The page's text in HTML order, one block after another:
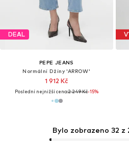
DEAL
PEPE JEANS
Normální Džíny 'ARROW'
1 912 Kč
Poslední nejnižší cena:2 249 Kč-15%
Bylo zobrazeno 32 z